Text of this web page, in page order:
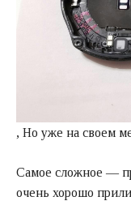
, Но уже на своем
Самое сложное —
очень хорошо